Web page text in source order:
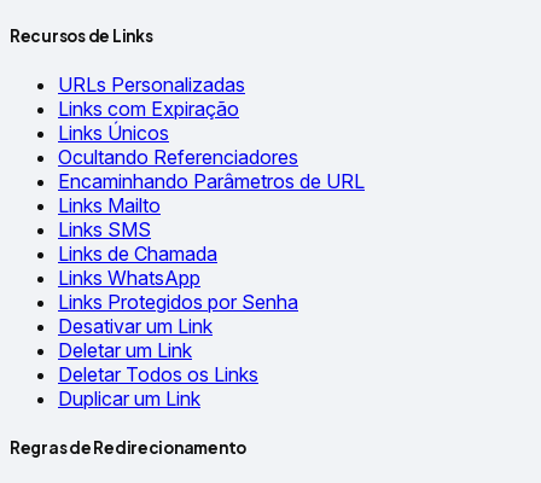
Recursos de Links
URLs Personalizadas
Links com Expiração
Links Únicos
Ocultando Referenciadores
Encaminhando Parâmetros de URL
Links Mailto
Links SMS
Links de Chamada
Links WhatsApp
Links Protegidos por Senha
Desativar um Link
Deletar um Link
Deletar Todos os Links
Duplicar um Link
Regras de Redirecionamento